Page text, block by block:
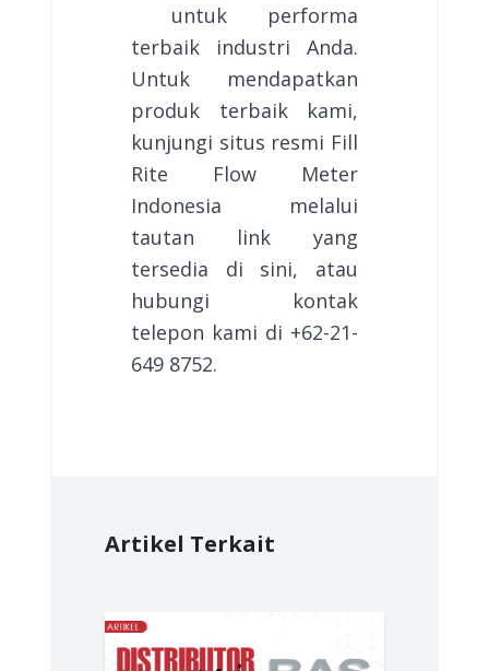
untuk performa
terbaik industri Anda.
Untuk mendapatkan
produk terbaik kami,
kunjungi situs resmi Fill
Rite Flow Meter
Indonesia melalui
tautan link yang
tersedia di sini, atau
hubungi kontak
telepon kami di +62-21-
649 8752.
Artikel Terkait